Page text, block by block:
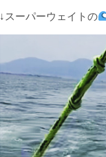
↓スーパーウェイトの